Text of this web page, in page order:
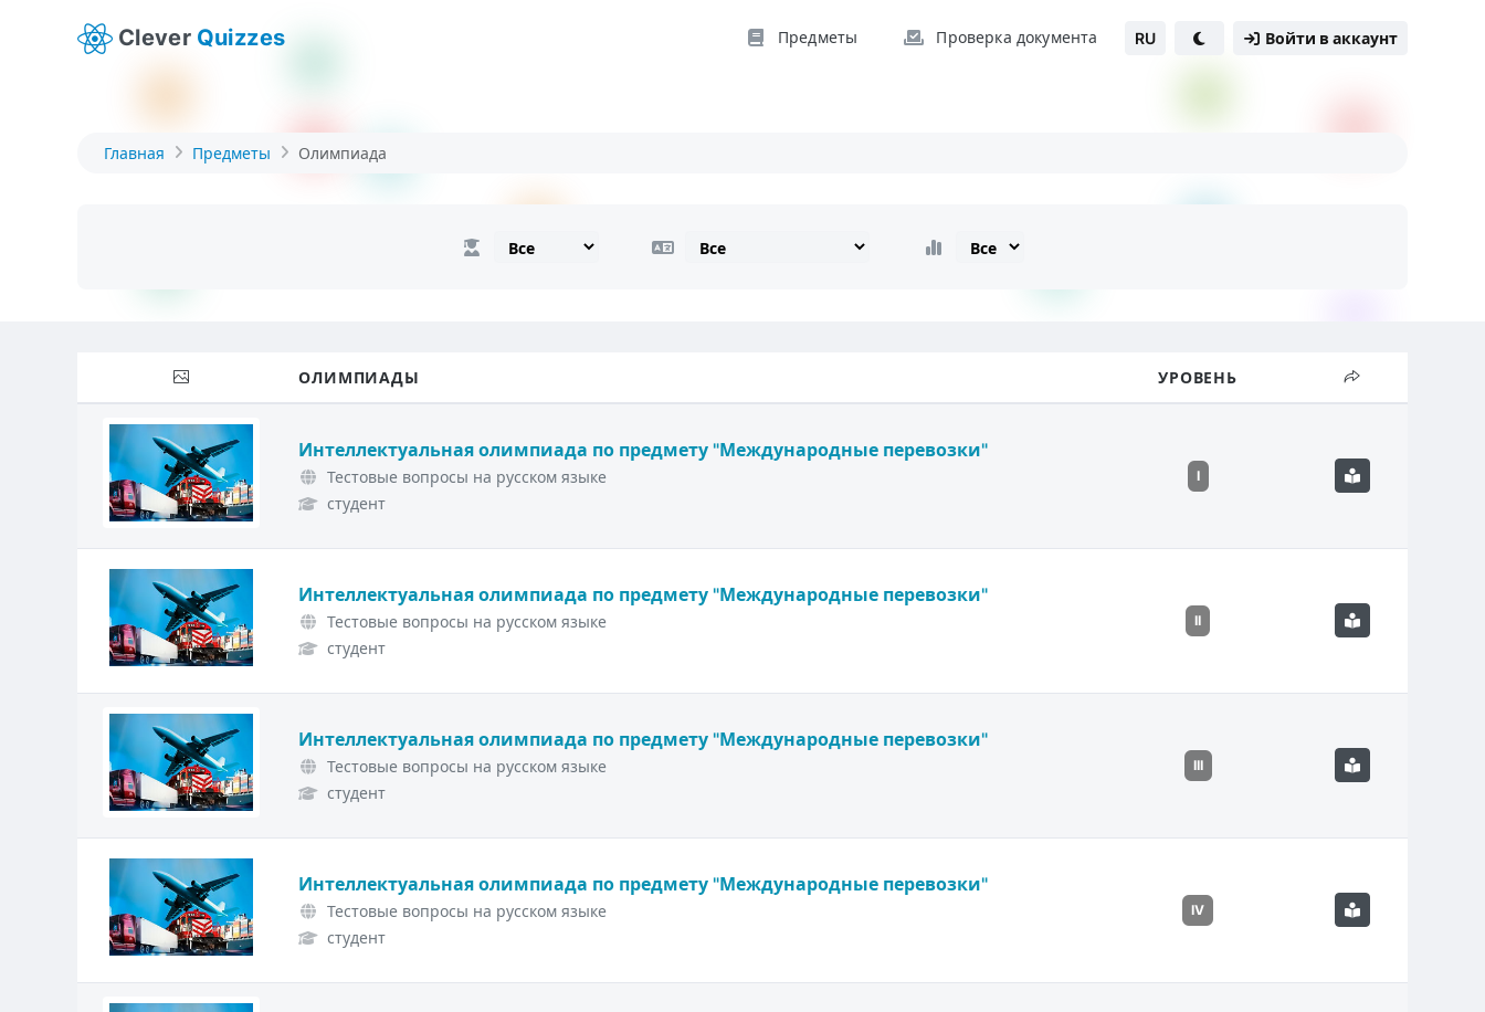
Clever Quizzes Предметы Проверка документа RU Войти в аккаунт
Главная Предметы Олимпиада
ОЛИМПИАДЫ УРОВЕНЬ
Интеллектуальная олимпиада по предмету "Международные перевозки"
Тестовые вопросы на русском языке
студент
I
Интеллектуальная олимпиада по предмету "Международные перевозки"
Тестовые вопросы на русском языке
студент
II
Интеллектуальная олимпиада по предмету "Международные перевозки"
Тестовые вопросы на русском языке
студент
III
Интеллектуальная олимпиада по предмету "Международные перевозки"
Тестовые вопросы на русском языке
студент
IV